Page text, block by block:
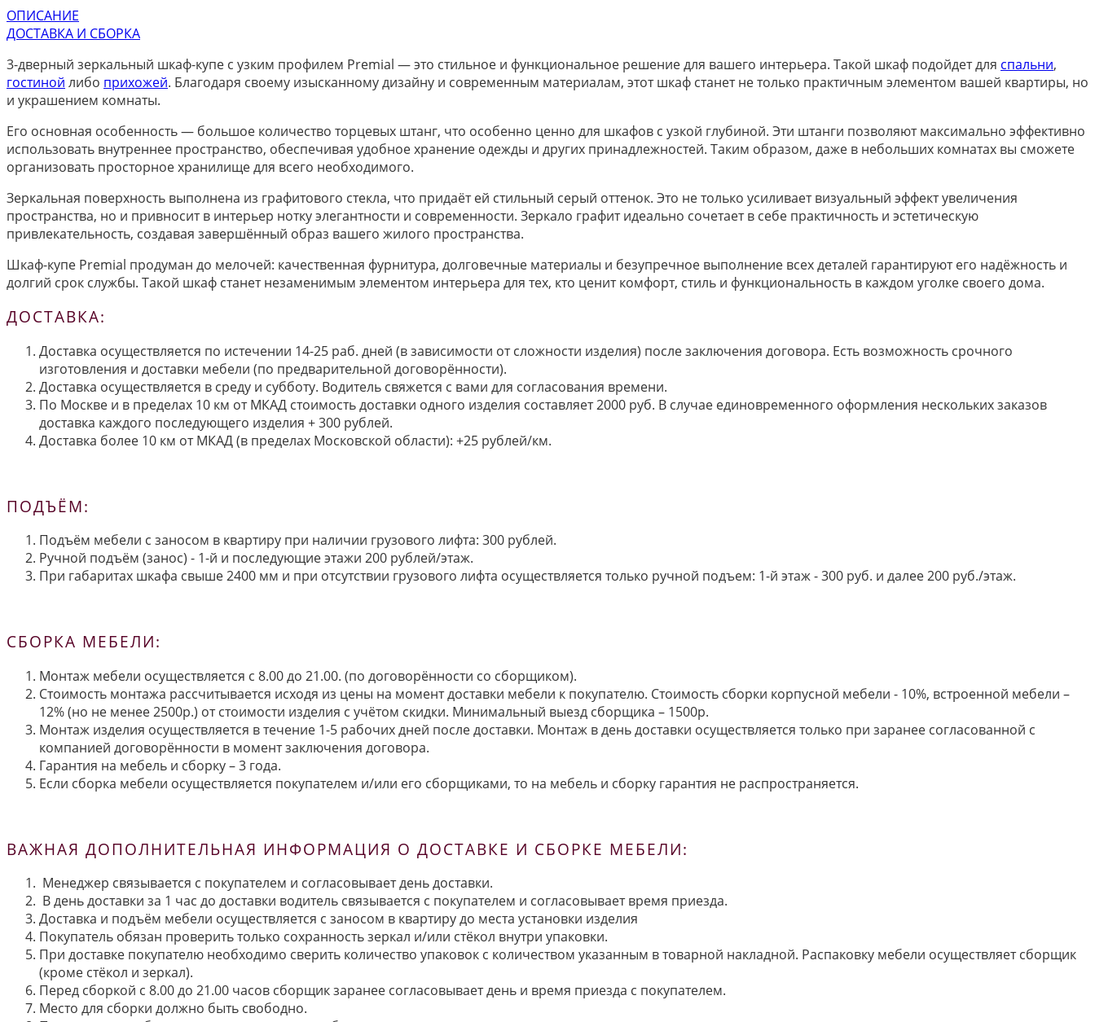
ОПИСАНИЕ
ДОСТАВКА И СБОРКА
3-дверный зеркальный шкаф-купе с узким профилем Premial — это стильное и функциональное решение для вашего интерьера. Такой шкаф подойдет для спальни,
гостиной либо прихожей. Благодаря своему изысканному дизайну и современным материалам, этот шкаф станет не только практичным элементом вашей квартиры, но
и украшением комнаты.
Его основная особенность — большое количество торцевых штанг, что особенно ценно для шкафов с узкой глубиной. Эти штанги позволяют максимально эффективно
использовать внутреннее пространство, обеспечивая удобное хранение одежды и других принадлежностей. Таким образом, даже в небольших комнатах вы сможете
организовать просторное хранилище для всего необходимого.
Зеркальная поверхность выполнена из графитового стекла, что придаёт ей стильный серый оттенок. Это не только усиливает визуальный эффект увеличения
пространства, но и привносит в интерьер нотку элегантности и современности. Зеркало графит идеально сочетает в себе практичность и эстетическую
привлекательность, создавая завершённый образ вашего жилого пространства.
Шкаф-купе Premial продуман до мелочей: качественная фурнитура, долговечные материалы и безупречное выполнение всех деталей гарантируют его надёжность и
долгий срок службы. Такой шкаф станет незаменимым элементом интерьера для тех, кто ценит комфорт, стиль и функциональность в каждом уголке своего дома.
ДОСТАВКА:
Доставка осуществляется по истечении 14-25 раб. дней (в зависимости от сложности изделия) после заключения договора. Есть возможность срочного
изготовления и доставки мебели (по предварительной договорённости).
Доставка осуществляется в среду и субботу. Водитель свяжется с вами для согласования времени.
По Москве и в пределах 10 км от МКАД стоимость доставки одного изделия составляет 2000 руб. В случае единовременного оформления нескольких заказов
доставка каждого последующего изделия + 300 рублей.
Доставка более 10 км от МКАД (в пределах Московской области): +25 рублей/км.
ПОДЪЁМ:
Подъём мебели с заносом в квартиру при наличии грузового лифта: 300 рублей.
Ручной подъём (занос) - 1-й и последующие этажи 200 рублей/этаж.
При габаритах шкафа свыше 2400 мм и при отсутствии грузового лифта осуществляется только ручной подъем: 1-й этаж - 300 руб. и далее 200 руб./этаж.
СБОРКА МЕБЕЛИ:
Монтаж мебели осуществляется с 8.00 до 21.00. (по договорённости со сборщиком).
Стоимость монтажа рассчитывается исходя из цены на момент доставки мебели к покупателю. Стоимость сборки корпусной мебели - 10%, встроенной мебели –
12% (но не менее 2500р.) от стоимости изделия с учётом скидки. Минимальный выезд сборщика – 1500р.
Монтаж изделия осуществляется в течение 1-5 рабочих дней после доставки. Монтаж в день доставки осуществляется только при заранее согласованной с
компанией договорённости в момент заключения договора.
Гарантия на мебель и сборку – 3 года.
Если сборка мебели осуществляется покупателем и/или его сборщиками, то на мебель и сборку гарантия не распространяется.
ВАЖНАЯ ДОПОЛНИТЕЛЬНАЯ ИНФОРМАЦИЯ О ДОСТАВКЕ И СБОРКЕ МЕБЕЛИ:
Менеджер связывается с покупателем и согласовывает день доставки.
В день доставки за 1 час до доставки водитель связывается с покупателем и согласовывает время приезда.
Доставка и подъём мебели осуществляется с заносом в квартиру до места установки изделия
Покупатель обязан проверить только сохранность зеркал и/или стёкол внутри упаковки.
При доставке покупателю необходимо сверить количество упаковок с количеством указанным в товарной накладной. Распаковку мебели осуществляет сборщик
(кроме стёкол и зеркал).
Перед сборкой с 8.00 до 21.00 часов сборщик заранее согласовывает день и время приезда с покупателем.
Место для сборки должно быть свободно.